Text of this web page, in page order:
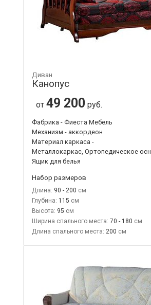
Диван
Канопус
от 49 200 руб.
Фабрика - Фиеста Мебель
Механизм - аккордеон
Материал каркаса -
Металлокаркас, Ортопедическое
Ящик для белья
Набор размеров
Длина: 90 - 200
Глубина: 115
Высота: 95
Ширина спального места: 70 - 180
Длина спального места: 200